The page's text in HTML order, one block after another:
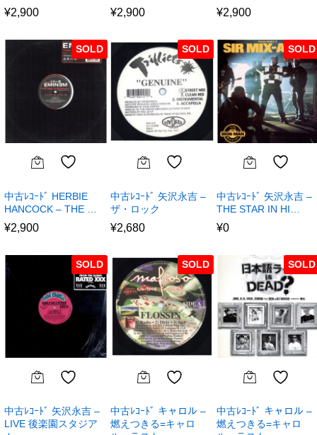
¥2,900 ¥2,900 ¥2,900
SOLD
中古ﾚｺｰﾄﾞ HERBIE
HANCOCK – THE …
¥2,900
SOLD
中古ﾚｺｰﾄﾞ 矢沢永吉 –
ザ・ロック
¥2,680
SOLD
中古ﾚｺｰﾄﾞ 矢沢永吉 –
THE STAR IN HI…
¥0
SOLD
中古ﾚｺｰﾄﾞ 矢沢永吉 –
LIVE 後楽園スタジア
SOLD
中古ﾚｺｰﾄﾞ キャロル –
燃えつきる=キャロ
SOLD
中古ﾚｺｰﾄﾞ キャロル –
燃えつきる=キャロ